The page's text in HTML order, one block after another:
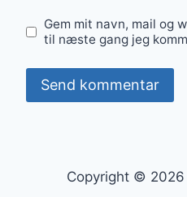
Gem mit navn, mail og
til næste gang jeg
Copyright ©